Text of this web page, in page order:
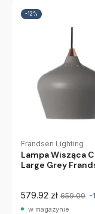
-12%
Frandsen Lighting
Lampa Wisząca
Large Grey
579.92 zł 659.00 -
w magazynie